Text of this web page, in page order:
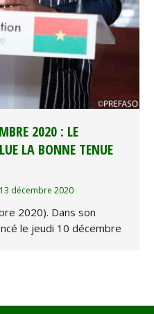
2020 : LE
LA BONNE TENUE
13 décembre 2020
2020). Dans son
le jeudi 10 décembre